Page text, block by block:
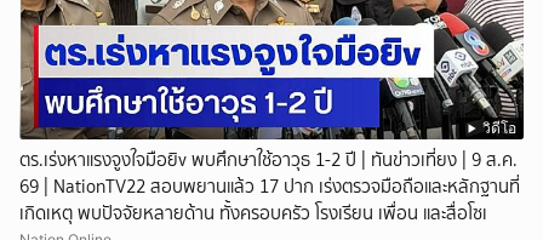
วิดีโอ
ตร.เร่งหาแรงจูงใจมือยิv พบศึกษาใช้อาวุธ 1-2 ปี | ทันข่าวเที่ยง | 9 ส.ค.
69 | NationTV22 สอบพยานแล้ว 17 ปาก เร่งตรวจมือถือและหลักฐานที่
เกิดเหตุ พบปัจจัยหลายด้าน ทั้งครอบครัว โรงเรียน เพื่อน และสื่อโซเ